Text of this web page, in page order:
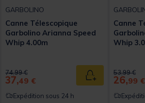
GARBOLINO
Canne Télescopique
Garbolino Arianna Speed
Whip 4.00m
Price reduced from
74,99 €to
37,49 € Ajouter au panier
Expédition sous 24 h
Canne
Whip
Price
53,99 €to
26,99 €